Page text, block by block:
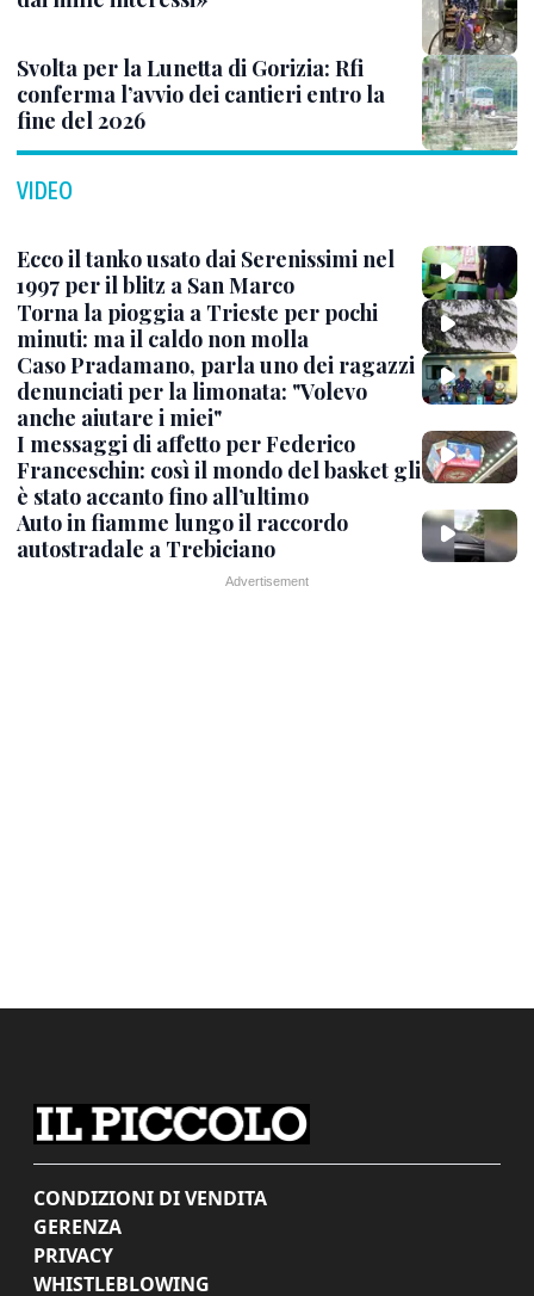
Svolta per la Lunetta di Gorizia: Rfi
conferma l’avvio dei cantieri entro la
fine del 2026
VIDEO
Ecco il tanko usato dai Serenissimi nel
1997 per il blitz a San Marco
Torna la pioggia a Trieste per pochi
minuti: ma il caldo non molla
Caso Pradamano, parla uno dei ragazzi
denunciati per la limonata: "Volevo
anche aiutare i miei"
I messaggi di affetto per Federico
Franceschin: così il mondo del basket gli
è stato accanto fino all’ultimo
Auto in fiamme lungo il raccordo
autostradale a Trebiciano
CONDIZIONI DI VENDITA
GERENZA
PRIVACY
WHISTLEBLOWING